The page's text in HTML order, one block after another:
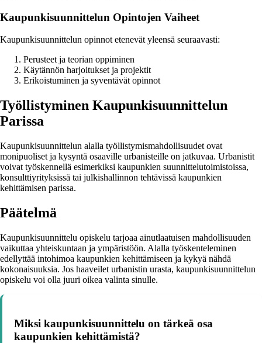
Kaupunkisuunnittelun Opintojen Vaiheet
Kaupunkisuunnittelun opinnot etenevät yleensä seuraavasti:
Perusteet ja teorian oppiminen
Käytännön harjoitukset ja projektit
Erikoistuminen ja syventävät opinnot
Työllistyminen Kaupunkisuunnittelun
Parissa
Kaupunkisuunnittelun alalla työllistymismahdollisuudet ovat
monipuoliset ja kysyntä osaaville urbanisteille on jatkuvaa. Urbanistit
voivat työskennellä esimerkiksi kaupunkien suunnittelutoimistoissa,
konsulttiyrityksissä tai julkishallinnon tehtävissä kaupunkien
kehittämisen parissa.
Päätelmä
Kaupunkisuunnittelu opiskelu tarjoaa ainutlaatuisen mahdollisuuden
vaikuttaa yhteiskuntaan ja ympäristöön. Alalla työskenteleminen
edellyttää intohimoa kaupunkien kehittämiseen ja kykyä nähdä
kokonaisuuksia. Jos haaveilet urbanistin urasta, kaupunkisuunnittelun
opiskelu voi olla juuri oikea valinta sinulle.
Miksi kaupunkisuunnittelu on tärkeä osa
kaupunkien kehittämistä?